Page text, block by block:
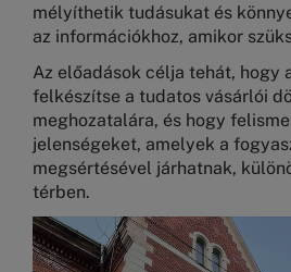
mélyíthetik tudásukat és
az információkhoz, amikor
Az előadások célja tehát, hogy
felkészítse a tudatos vásárlói
meghozatalára, és hogy
jelenségeket, amelyek a
megsértésével járhatnak,
térben.
Kép